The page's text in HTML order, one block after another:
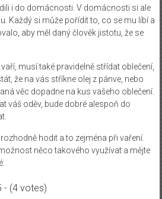
i do domácnosti. V domácnosti si ale
Každý si může pořídit to, co se mu líbí a
aby měl daný člověk jistotu, že se
musí také pravidelně střídat oblečení,
že na vás stříkne olej z pánve, nebo
věc dopadne na kus vašeho oblečení.
váš oděv, bude dobré alespoň do
hodit a to zejména při vaření.
něco takového využívat a mějte
- (4 votes)